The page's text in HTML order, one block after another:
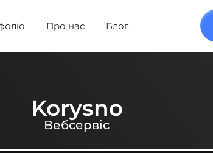
Про нас Блог
Korysno
Вебсервіс